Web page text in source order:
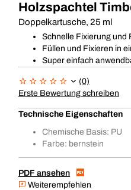
Holzspachtel
Doppelkartusche, 25 ml
Schnelle Fixierung und
Füllen und Fixieren in
Super einfach
(0)
Erste Bewertung schreiben
Technische Eigenschaften
Chemische Basis: PU
Farbe: bernstein
PDF ansehen
Weiterempfehlen